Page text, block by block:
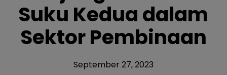
Suku Kedua dalam
Sektor Pembinaan
September 27, 2023